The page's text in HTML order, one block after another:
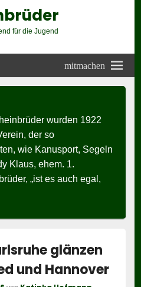
für die Jugend
mitmachen
wurden 1922
der so
wie Kanusport, Segeln
Klaus, ehem. 1.
„ist es auch egal,
glänzen
und Hannover